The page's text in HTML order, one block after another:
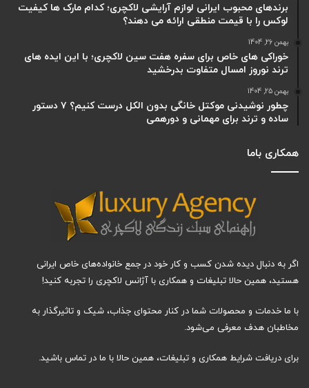
برندهای محبوب ایرانی لوازم آرایشی لاکچری؛ کدام مارک ها کیفیت
لوکس را با قیمت منطقی ارائه می دهند؟
بهمن 26, 1404
خوراکی های خاص برای سفره هفت سین لاکچری؛ با این ایده های
ترند نوروز امسال متفاوت بدرخشید
بهمن 25, 1404
چطور نوشیدنی موکتل خانگی بدون الکل درست کنیم؟ ۷ دستور
ساده و ترند برای مهمانی و دورهمی
همکاری باما
اگر به دنبال دیده شدن کسب و کار خود در جمع خانواده‌های خاص ایرانی
هستید، همین حالا تبلیغات و همکاری با آژانس لاکچری را تجربه کنید!
با ما خدمات و محصولات شما در کنار محتوای جذاب، شیک و تاثیرگذار به
مخاطبان هدف معرفی می‌شود.
برای دریافت شرایط همکاری و تبلیغات، همین حالا با ما در تماس باشید.